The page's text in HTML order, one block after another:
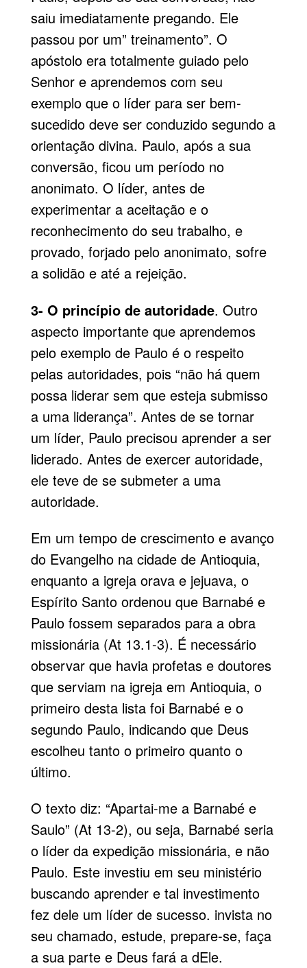
saiu imediatamente pregando. Ele
passou por um” treinamento”. O
apóstolo era totalmente guiado pelo
Senhor e aprendemos com seu
exemplo que o líder para ser bem-
sucedido deve ser conduzido segundo a
orientação divina. Paulo, após a sua
conversão, ficou um período no
anonimato. O líder, antes de
experimentar a aceitação e o
reconhecimento do seu trabalho, e
provado, forjado pelo anonimato, sofre
a solidão e até a rejeição.
3- O princípio de autoridade. Outro
aspecto importante que aprendemos
pelo exemplo de Paulo é o respeito
pelas autoridades, pois “não há quem
possa liderar sem que esteja submisso
a uma liderança”. Antes de se tornar
um líder, Paulo precisou aprender a ser
liderado. Antes de exercer autoridade,
ele teve de se submeter a uma
autoridade.
Em um tempo de crescimento e avanço
do Evangelho na cidade de Antioquia,
enquanto a igreja orava e jejuava, o
Espírito Santo ordenou que Barnabé e
Paulo fossem separados para a obra
missionária (At 13.1-3). É necessário
observar que havia profetas e doutores
que serviam na igreja em Antioquia, o
primeiro desta lista foi Barnabé e o
segundo Paulo, indicando que Deus
escolheu tanto o primeiro quanto o
último.
O texto diz: “Apartai-me a Barnabé e
Saulo” (At 13-2), ou seja, Barnabé seria
o líder da expedição missionária, e não
Paulo. Este investiu em seu ministério
buscando aprender e tal investimento
fez dele um líder de sucesso. invista no
seu chamado, estude, prepare-se, faça
a sua parte e Deus fará a dEle.